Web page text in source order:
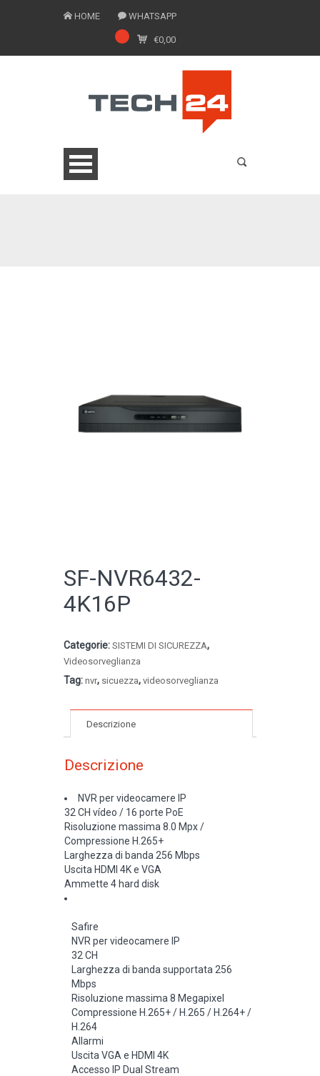
HOME WHATSAPP
€0,00
CATALOGO ONLINE
SF-NVR6432-
4K16P
Categorie: SISTEMI DI SICUREZZA,
Videosorveglianza
Tag: nvr, sicuezza, videosorveglianza
Descrizione
Descrizione
NVR per videocamere IP
32 CH vídeo / 16 porte PoE
Risoluzione massima 8.0 Mpx /
Compressione H.265+
Larghezza di banda 256 Mbps
Uscita HDMI 4K e VGA
Ammette 4 hard disk
Safire
NVR per videocamere IP
32 CH
Larghezza di banda supportata 256
Mbps
Risoluzione massima 8 Megapixel
Compressione H.265+ / H.265 / H.264+ /
H.264
Allarmi
Uscita VGA e HDMI 4K
Accesso IP Dual Stream